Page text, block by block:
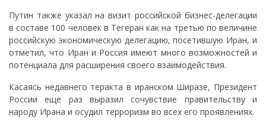
Путин также указал на визит российской бизнес-делегации
в составе 100 человек в Тегеран как на третью по величине
российскую экономическую делегацию, посетившую Иран, и
отметил, что Иран и Россия имеют много возможностей и
потенциала для расширения своего взаимодействия.
Касаясь недавнего теракта в иранском Ширазе, Президент
России еще раз выразил сочувствие правительству и
народу Ирана и осудил терроризм во всех его проявлениях.